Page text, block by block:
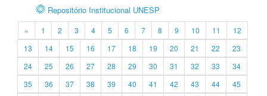
Repositório Institucional UNESP
« 1 2 3 4 5 6 7 8 9 10 11
12
13
14 15 16 17 18 19 20 21 22
23
24
25 26 27 28 29 30 31 32 33
34
35
36 37 38 39 40 41 42 43 44
45